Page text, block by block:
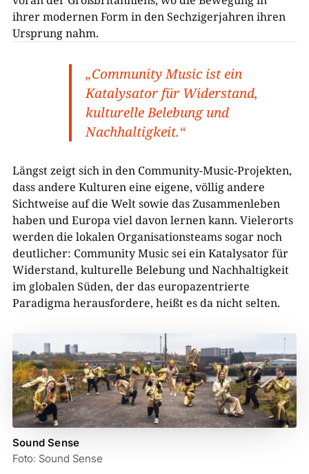
ihrer modernen Form in den Sechzigerjahren ihren
Ursprung nahm.
„Community Music ist ein
Katalysator für Widerstand,
kulturelle Belebung und
Nachhaltigkeit.“
Längst zeigt sich in den Community-Music-Projekten,
dass andere Kulturen eine eigene, völlig andere
Sichtweise auf die Welt sowie das Zusammenleben
haben und Europa viel davon lernen kann. Vielerorts
werden die lokalen Organisationsteams sogar noch
deutlicher: Community Music sei ein Katalysator für
Widerstand, kulturelle Belebung und Nachhaltigkeit
im globalen Süden, der das europazentrierte
Paradigma herausfordere, heißt es da nicht selten.
Sound Sense
Foto: Sound Sense